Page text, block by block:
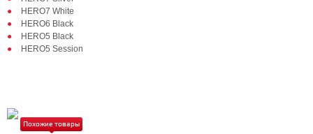
HERO7 White
HERO6 Black
HERO5 Black
HERO5 Session
Похожие товары